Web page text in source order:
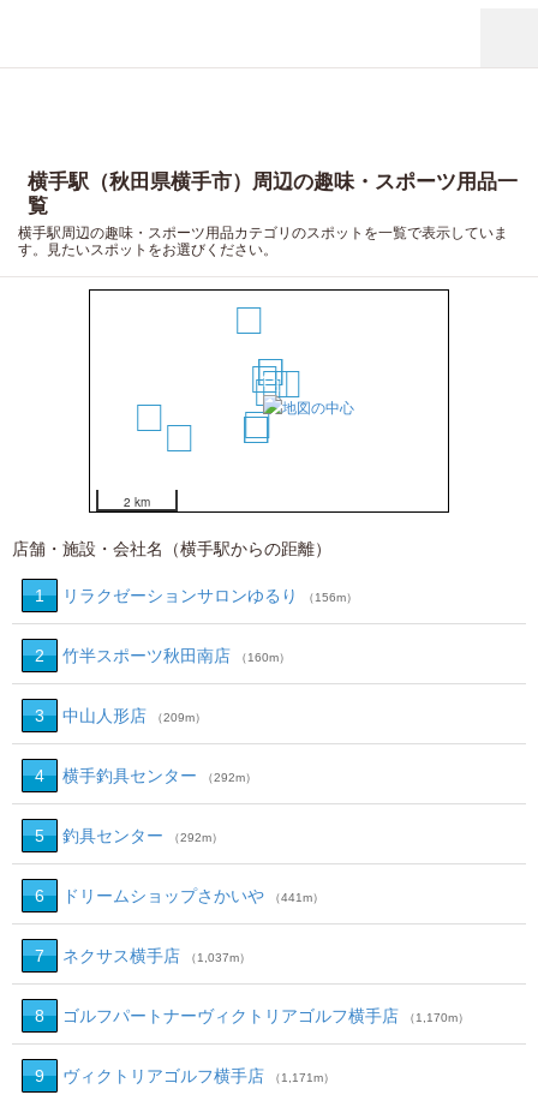
横手駅（秋田県横手市）周辺の趣味・スポーツ用品一
覧
横手駅周辺の趣味・スポーツ用品カテゴリのスポットを一覧で表示していま
す。見たいスポットをお選びください。
12
3
4
5 6
7
2 km
店舗・施設・会社名（横手駅からの距離）
1 リラクゼーションサロンゆるり （156m）
2 竹半スポーツ秋田南店 （160m）
3 中山人形店 （209m）
4 横手釣具センター （292m）
5 釣具センター （292m）
6 ドリームショップさかいや （441m）
7 ネクサス横手店 （1,037m）
8 ゴルフパートナーヴィクトリアゴルフ横手店 （1,170m）
9 ヴィクトリアゴルフ横手店 （1,171m）